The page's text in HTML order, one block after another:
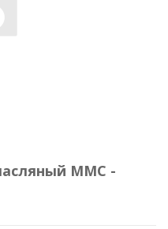
MMC -